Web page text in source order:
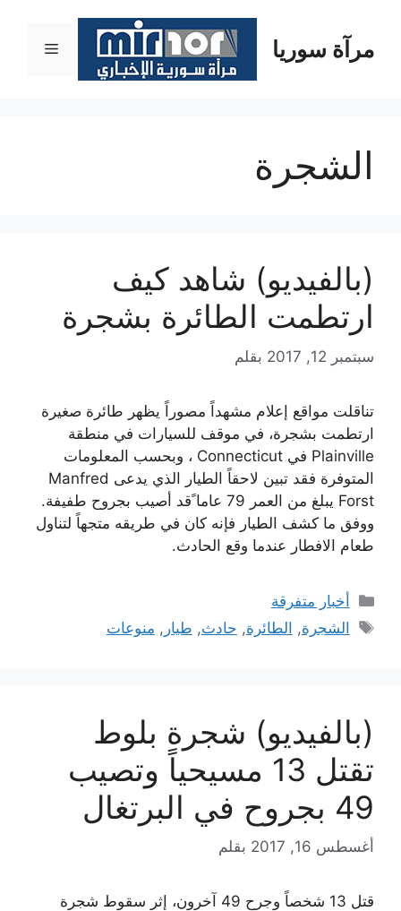
المحتوىمرآة سوريا القائمة
الشجرة
(بالفيديو) شاهد كيف
ارتطمت الطائرة بشجرة
سبتمبر 12, 2017 بقلم
تناقلت مواقع إعلام مشهداً مصوراً يظهر طائرة صغيرة
ارتطمت بشجرة، في موقف للسيارات في منطقة
Plainville في Connecticut ، وبحسب المعلومات
المتوفرة فقد تبين لاحقاً الطيار الذي يدعى Manfred
Forst يبلغ من العمر 79 عاما ًقد أصيب بجروح طفيفة.
ووفق ما كشف الطيار فإنه كان في طريقه متجهاً لتناول
طعام الافطار عندما وقع الحادث.
التصنيفات
أخبار متفرقة
الوسوم
الشجرة, الطائرة, حادث, طيار , منوعات
(بالفيديو) شجرة بلوط
تقتل 13 مسيحياً وتصيب
49 بجروح في البرتغال
أغسطس 16, 2017 بقلم
قتل 13 شخصاً وجرح 49 آخرون، إثر سقوط شجرة